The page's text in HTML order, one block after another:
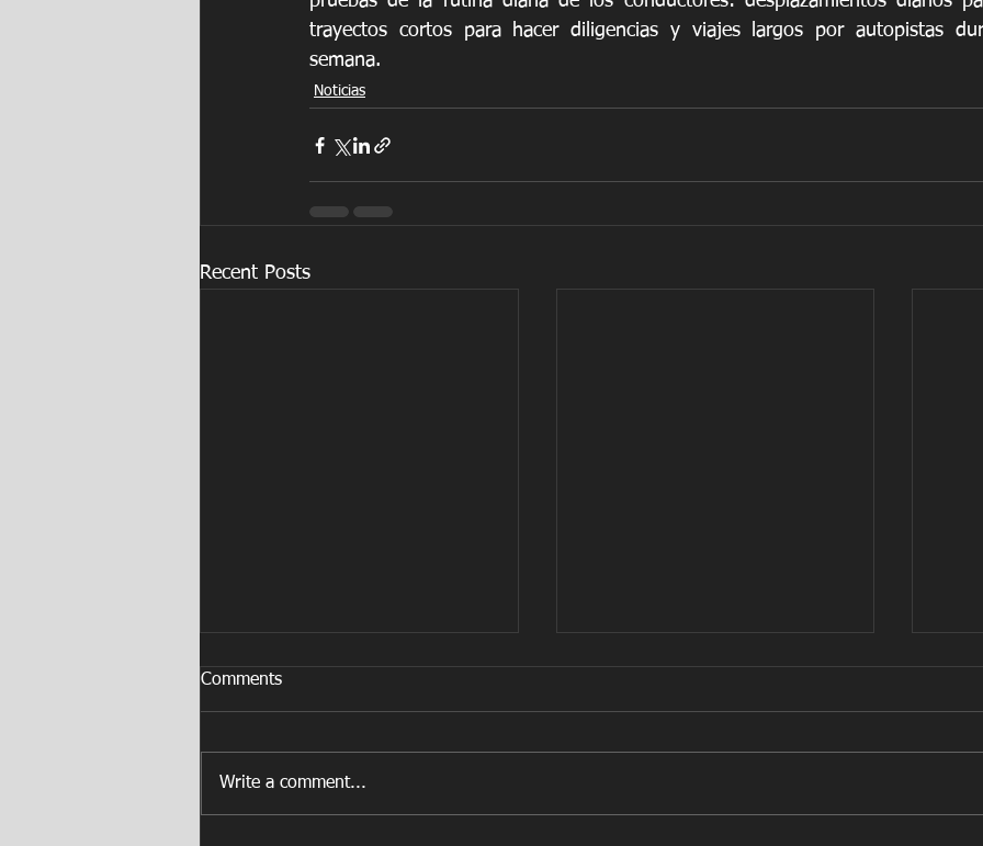
trayectos cortos para hacer diligencias y viajes largos por autopistas
semana.
Noticias
Recent Posts
Comments
Write a comment...